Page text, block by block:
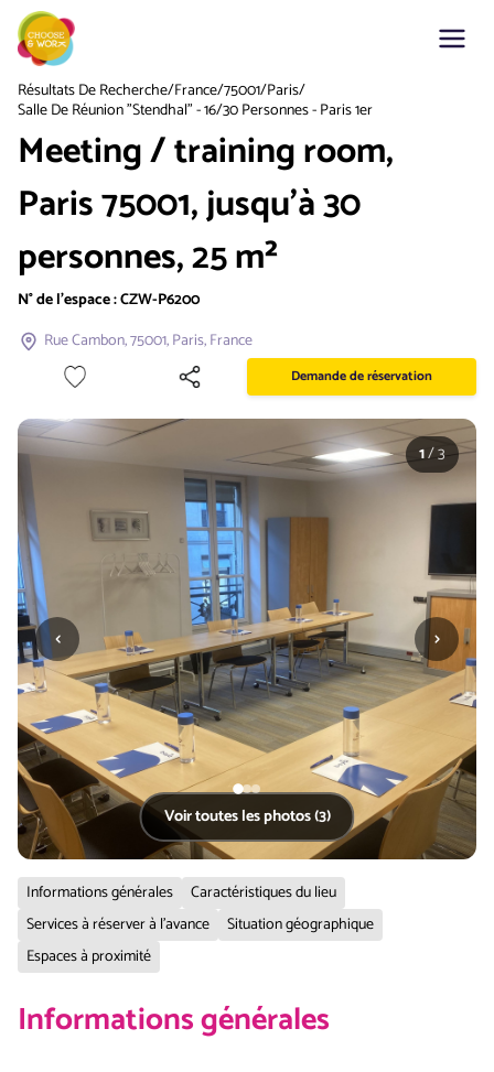
Résultats De Recherche/France/75001/Paris/
Salle De Réunion "Stendhal" - 16/30 Personnes - Paris 1er
Meeting / training room,
Paris 75001, jusqu'à 30
personnes, 25 m²
N° de l'espace :CZW-P6200
Rue Cambon, 75001, Paris, France
Demande de réservation
‹ ›
1/3
Voir toutes les photos (3)
Informations générales
Caractéristiques du lieu
Services à réserver à l'avance
Situation géographique
Espaces à proximité
Informations générales